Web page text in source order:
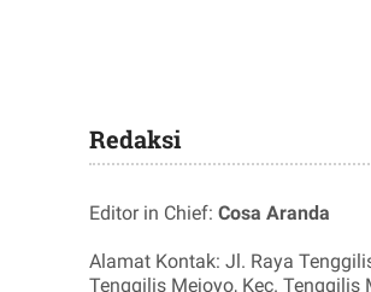
Redaksi
Editor in Chief: Cosa Aranda
Alamat Kontak: Jl. Raya
Tenggilis Mejoyo, Kec. Tenggilis